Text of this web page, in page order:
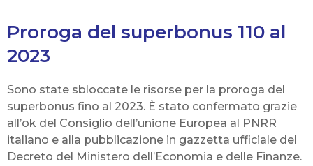
Proroga del superbonus 110 al
2023
Sono state sbloccate le risorse per la proroga del
superbonus fino al 2023. È stato confermato grazie
all’ok del Consiglio dell’unione Europea al PNRR
italiano e alla pubblicazione in gazzetta ufficiale del
Decreto del Ministero dell’Economia e delle Finanze.